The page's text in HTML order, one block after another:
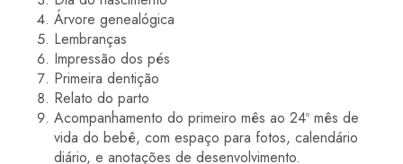
Árvore genealógica
Lembranças
Impressão dos pés
Primeira dentição
Relato do parto
Acompanhamento do primeiro mês ao 24º mês de
vida do bebê, com espaço para fotos, calendário
diário, e anotações de desenvolvimento.